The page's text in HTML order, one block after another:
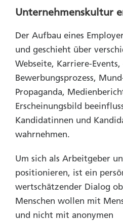
Unternehmenskultur
Der Aufbau eines
und geschieht über
Webseite, Karriere-Events,
Bewerbungsprozess,
Propaganda,
Erscheinungsbild
Kandidatinnen und
wahrnehmen.
Um sich als Arbeitgeber
positionieren, ist ein
wertschätzender Dialog
Menschen wollen mit
und nicht mit anonymen